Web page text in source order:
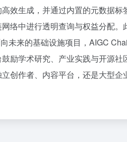
效生成，并通过内置的元数据
络中进行透明查询与权益分配
未来的基础设施项目，AIGC
励学术研究、产业实践与开源
创作者、内容平台，还是大型